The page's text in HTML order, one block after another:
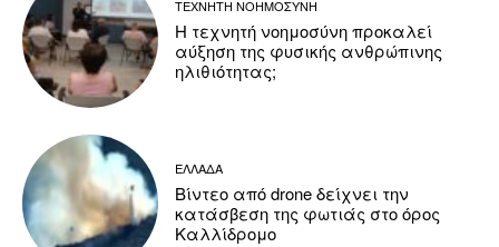
ΤΕΧΝΗΤΗ ΝΟΗΜΟΣΥΝΗ
Η τεχνητή νοημοσύνη προκαλεί
αύξηση της φυσικής ανθρώπινης
ηλιθιότητας;
ΕΛΛΑΔΑ
Βίντεο από drone δείχνει την
κατάσβεση της φωτιάς στο όρος
Καλλίδρομο